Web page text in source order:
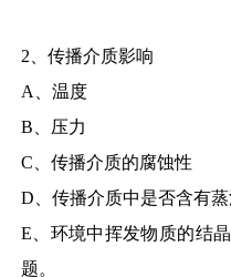
2、传播介质影响
A、温度
B、压力
C、传播介质的腐蚀性
D、传播介质中是否含有
E、环境中挥发物质的结
题。